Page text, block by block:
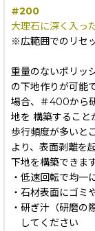
#200
大理石に深く入っ
※広範囲でのリセ
重量のないポリッ
の下地作りが可能
場合、＃400から
地を 構築すること
歩行頻度が多いと
より、表面剥離を
下地を構築できます
・低速回転で均一
・石材表面にゴミ
・研ぎ汁（研磨の
してください